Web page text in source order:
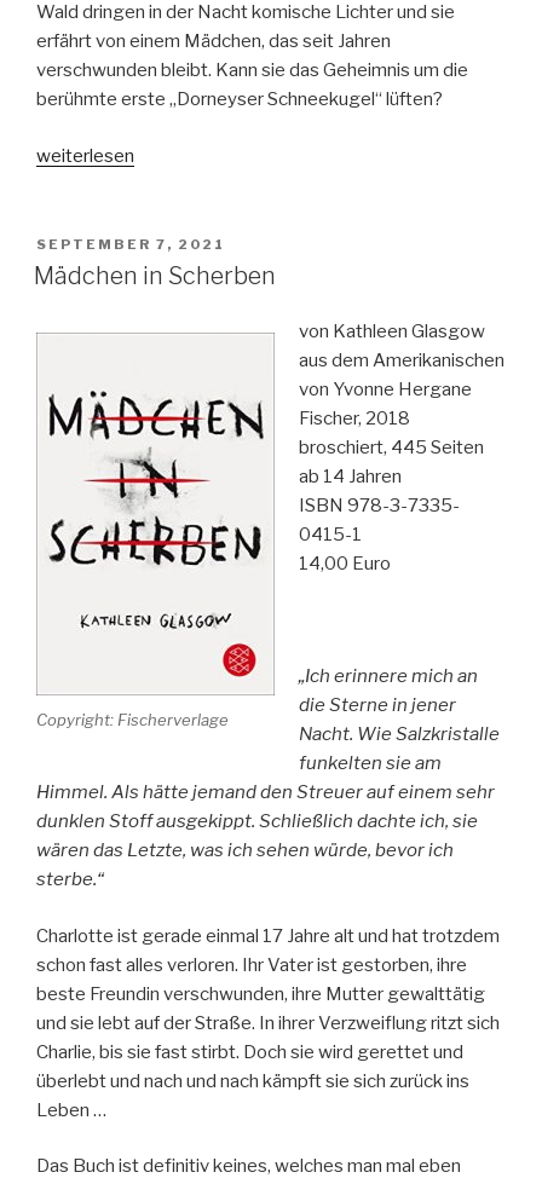
Wald dringen in der Nacht komische Lichter und sie
erfährt von einem Mädchen, das seit Jahren
verschwunden bleibt. Kann sie das Geheimnis um die
berühmte erste „Dorneyser Schneekugel“ lüften?
„So
Eis,
so
wie
weiterlesen
VERÖFFENTLICHT
AM
SEPTEMBER 7, 2021
Mädchen in Scherben
Copyright: Fischerverlage
von Kathleen Glasgow
aus dem Amerikanischen
von Yvonne Hergane
Fischer, 2018
broschiert, 445 Seiten
ab 14 Jahren
ISBN 978-3-7335-
0415-1
14,00 Euro
„Ich erinnere mich an
die Sterne in jener
Nacht. Wie Salzkristalle
funkelten sie am
Himmel. Als hätte jemand den Streuer auf einem sehr
dunklen Stoff ausgekippt. Schließlich dachte ich, sie
wären das Letzte, was ich sehen würde, bevor ich
sterbe.“
Charlotte ist gerade einmal 17 Jahre alt und hat trotzdem
schon fast alles verloren. Ihr Vater ist gestorben, ihre
beste Freundin verschwunden, ihre Mutter gewalttätig
und sie lebt auf der Straße. In ihrer Verzweiflung ritzt sich
Charlie, bis sie fast stirbt. Doch sie wird gerettet und
überlebt und nach und nach kämpft sie sich zurück ins
Leben …
Das Buch ist definitiv keines, welches man mal eben